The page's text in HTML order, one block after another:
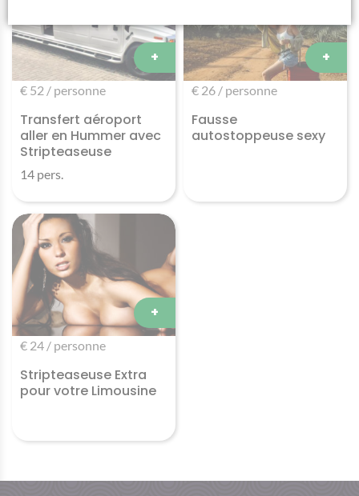
+
€ 52 / personne
Transfert aéroport
aller en Hummer avec
Stripteaseuse
14 pers.
+
€ 26 / personne
Fausse
autostoppeuse sexy
+
€ 24 / personne
Stripteaseuse Extra
pour votre Limousine